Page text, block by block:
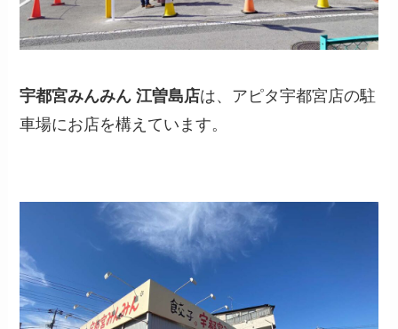
宇都宮みんみん 江曽島店は、アピタ宇都宮店の駐
車場にお店を構えています。